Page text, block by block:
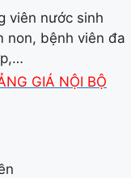
viên nước sinh
non, bệnh viên đa
GIÁ NỘI BỘ